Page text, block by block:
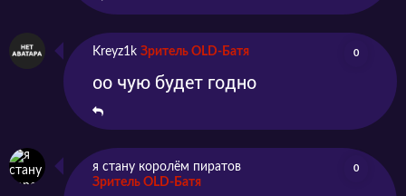
Kreyz1k Зритель OLD-Батя 0
оо чую будет годно
я стану королём пиратов
Зритель OLD-Батя
0